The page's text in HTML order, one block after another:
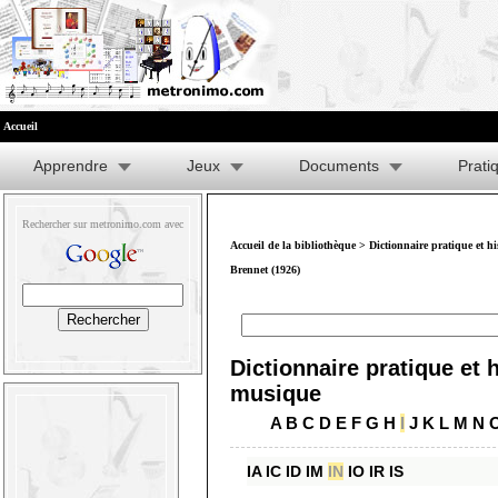
Accueil
Apprendre Jeux Documents
Rechercher sur metronimo.com avec
Accueil de la bibliothèque> Dictionnaire pratique et
Brennet (1926)
Dictionnaire pratique et
musique
A B C D E F G H I J K L M N
IA IC ID IM IN IO IR IS